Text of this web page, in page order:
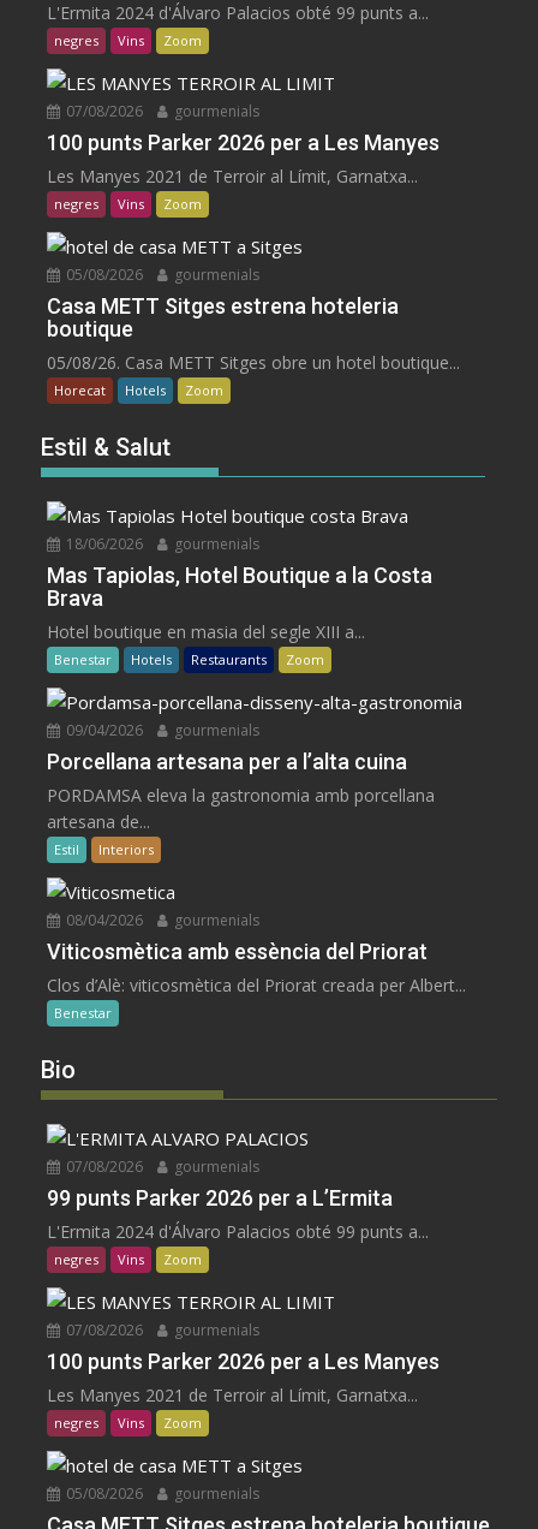
L'Ermita 2024 d'Álvaro Palacios obté 99 punts a...
negres Vins Zoom
07/08/2026 gourmenials
100 punts Parker 2026 per a Les Manyes
Les Manyes 2021 de Terroir al Límit, Garnatxa...
negres Vins Zoom
05/08/2026 gourmenials
Casa METT Sitges estrena hoteleria
boutique
05/08/26. Casa METT Sitges obre un hotel boutique...
Horecat Hotels Zoom
Estil & Salut
18/06/2026 gourmenials
Mas Tapiolas, Hotel Boutique a la Costa
Brava
Hotel boutique en masia del segle XIII a...
Benestar Hotels Restaurants Zoom
09/04/2026 gourmenials
Porcellana artesana per a l’alta cuina
PORDAMSA eleva la gastronomia amb porcellana
artesana de...
Estil Interiors
08/04/2026 gourmenials
Viticosmètica amb essència del Priorat
Clos d’Alè: viticosmètica del Priorat creada per Albert...
Benestar
Bio
07/08/2026 gourmenials
99 punts Parker 2026 per a L’Ermita
L'Ermita 2024 d'Álvaro Palacios obté 99 punts a...
negres Vins Zoom
07/08/2026 gourmenials
100 punts Parker 2026 per a Les Manyes
Les Manyes 2021 de Terroir al Límit, Garnatxa...
negres Vins Zoom
05/08/2026 gourmenials